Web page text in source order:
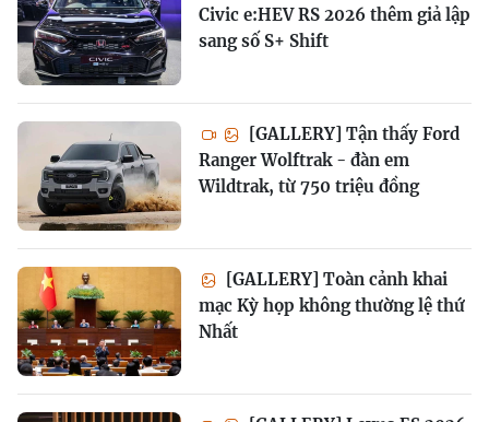
Civic e:HEV RS 2026 thêm giả lập
sang số S+ Shift
[GALLERY] Tận thấy Ford
Ranger Wolftrak - đàn em
Wildtrak, từ 750 triệu đồng
[GALLERY] Toàn cảnh khai
mạc Kỳ họp không thường lệ thứ
Nhất